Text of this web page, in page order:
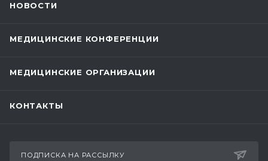
НОВОСТИ
МЕДИЦИНСКИЕ КОНФЕРЕНЦИИ
МЕДИЦИНСКИЕ ОРГАНИЗАЦИИ
КОНТАКТЫ
ПОДПИСКА НА РАССЫЛКУ